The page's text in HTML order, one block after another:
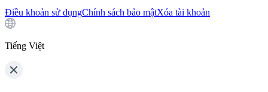
Điều khoản sử dụngChính sách bảo mậtXóa tài khoản
Tiếng Việt